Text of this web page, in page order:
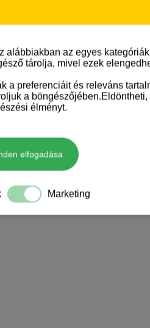
alábbiakban az egyes
tárolja, mivel ezek
a preferenciáit és releváns
a böngészőjében.Eldöntheti,
élményt.
elfogadása
Marketing